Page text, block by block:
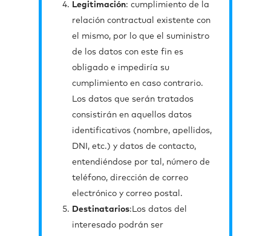
Legitimación: cumplimiento de la
relación contractual existente con
el mismo, por lo que el suministro
de los datos con este fin es
obligado e impediría su
cumplimiento en caso contrario.
Los datos que serán tratados
consistirán en aquellos datos
identificativos (nombre, apellidos,
DNI, etc.) y datos de contacto,
entendiéndose por tal, número de
teléfono, dirección de correo
electrónico y correo postal.
Destinatarios:Los datos del
interesado podrán ser